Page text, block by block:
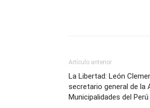
Artículo anterior
La Libertad: León
secretario general de la
Municipalidades del Perú